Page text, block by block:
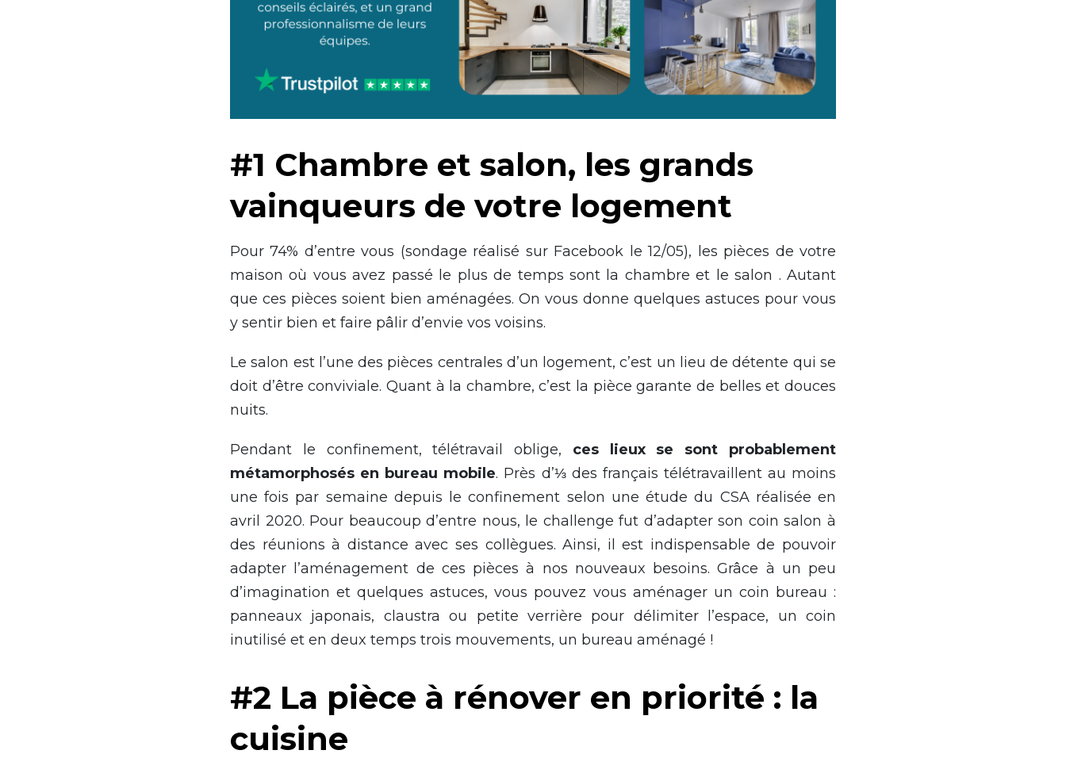
#1 Chambre et salon, les grands
vainqueurs de votre logement
Pour 74% d’entre vous (sondage réalisé sur Facebook le 12/05), les pièces de votre
maison où vous avez passé le plus de temps sont la chambre et le salon . Autant
que ces pièces soient bien aménagées. On vous donne quelques astuces pour vous
y sentir bien et faire pâlir d’envie vos voisins.
Le salon est l’une des pièces centrales d’un logement, c’est un lieu de détente qui se
doit d’être conviviale. Quant à la chambre, c’est la pièce garante de belles et douces
nuits.
Pendant le confinement, télétravail oblige, ces lieux se sont probablement
métamorphosés en bureau mobile. Près d’⅓ des français télétravaillent au moins
une fois par semaine depuis le confinement selon une étude du CSA réalisée en
avril 2020. Pour beaucoup d’entre nous, le challenge fut d’adapter son coin salon à
des réunions à distance avec ses collègues. Ainsi, il est indispensable de pouvoir
adapter l’aménagement de ces pièces à nos nouveaux besoins. Grâce à un peu
d’imagination et quelques astuces, vous pouvez vous aménager un coin bureau :
panneaux japonais, claustra ou petite verrière pour délimiter l’espace, un coin
inutilisé et en deux temps trois mouvements, un bureau aménagé !
#2 La pièce à rénover en priorité : la
cuisine